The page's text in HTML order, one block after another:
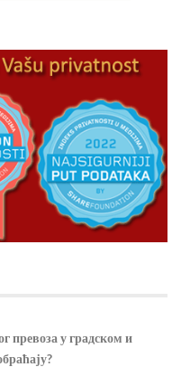
превоза у градском и